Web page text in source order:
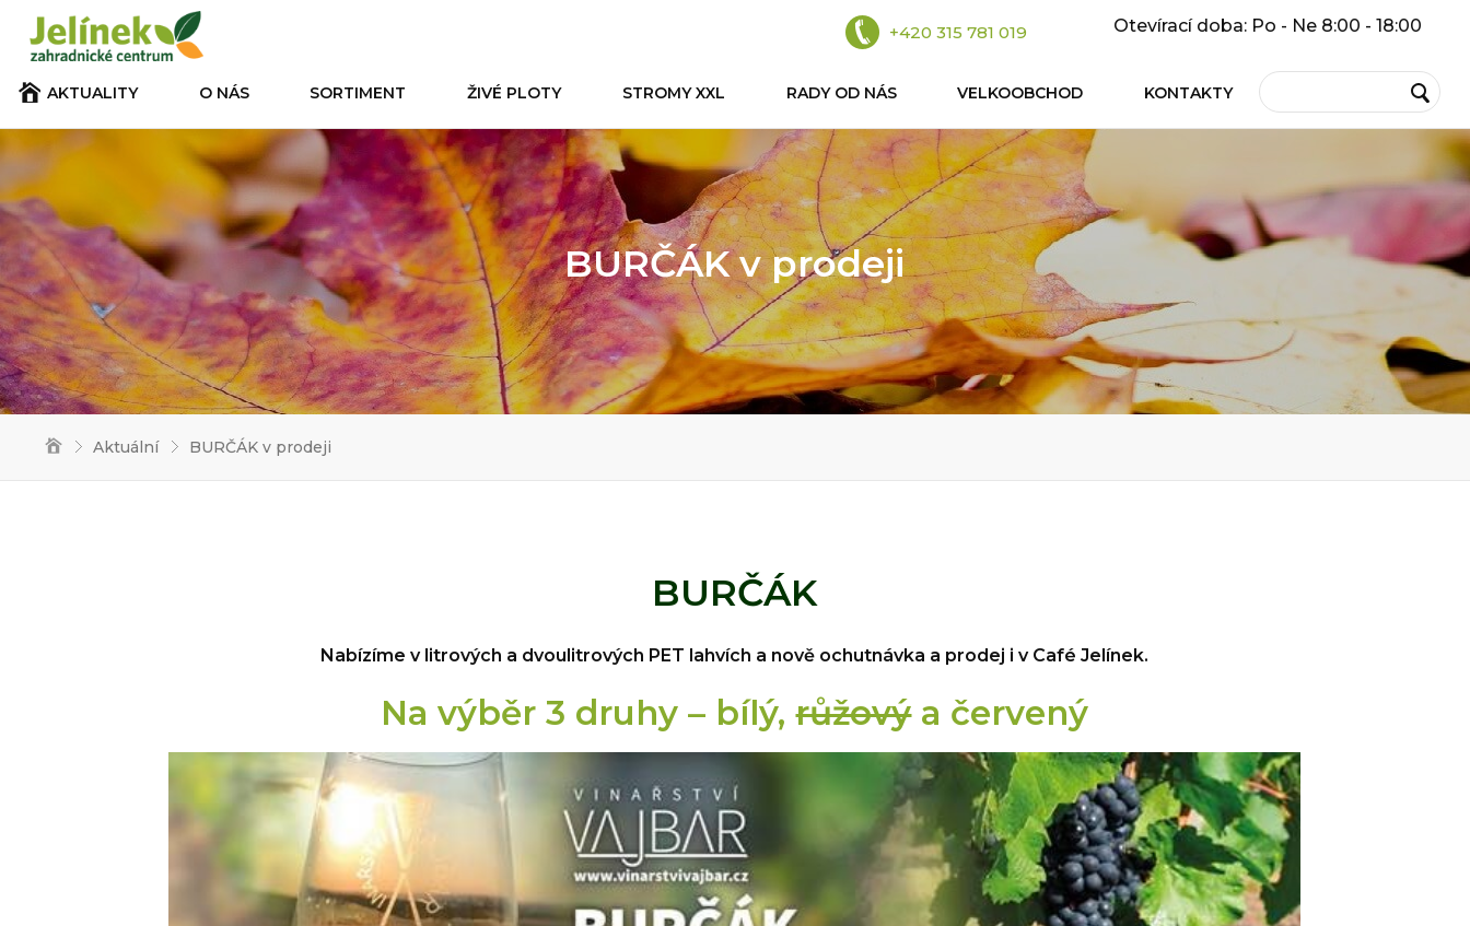
AKTUALITY O NÁS SORTIMENT ŽIVÉ PLOTY STROMY XXL RADY OD NÁS VELKOOBCHOD KONTAKTY
+420 315 781 019 Otevírací doba: Po - Ne 8:00 - 18:00
BURČÁK v prodeji
Aktuální BURČÁK v prodeji
BURČÁK
Nabízíme v litrových a dvoulitrových PET lahvích a nově ochutnávka a prodej i v Café Jelínek.
Na výběr 3 druhy – bílý,růžovýa červený